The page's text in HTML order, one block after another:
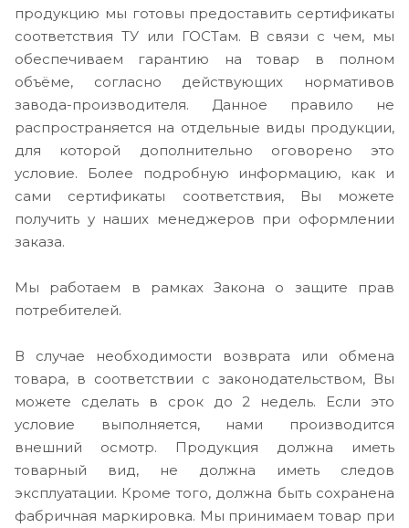
продукцию мы готовы предоставить сертификаты
соответствия ТУ или ГОСТам. В связи с чем, мы
обеспечиваем гарантию на товар в полном
объёме, согласно действующих нормативов
завода-производителя. Данное правило не
распространяется на отдельные виды продукции,
для которой дополнительно оговорено это
условие. Более подробную информацию, как и
сами сертификаты соответствия, Вы можете
получить у наших менеджеров при оформлении
заказа.
Мы работаем в рамках Закона о защите прав
потребителей.
В случае необходимости возврата или обмена
товара, в соответствии с законодательством, Вы
можете сделать в срок до 2 недель. Если это
условие выполняется, нами производится
внешний осмотр. Продукция должна иметь
товарный вид, не должна иметь следов
эксплуатации. Кроме того, должна быть сохранена
фабричная маркировка. Мы принимаем товар при